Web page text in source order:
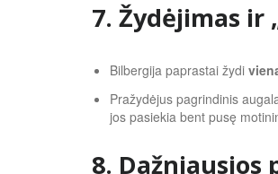
7. Žydėjimas ir
Bilbergija paprastai žydi
Pražydėjus pagrindinis
jos pasiekia bent pusę
8. Dažniausios